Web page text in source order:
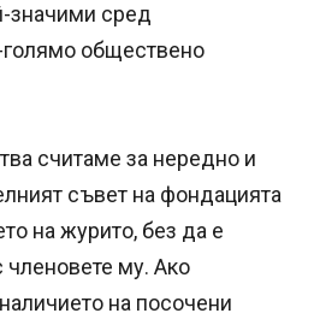
значими сред
голямо обществено
считаме за нередно и
съвет на фондацията
на журито, без да е
членовете му. Ако
на посочени